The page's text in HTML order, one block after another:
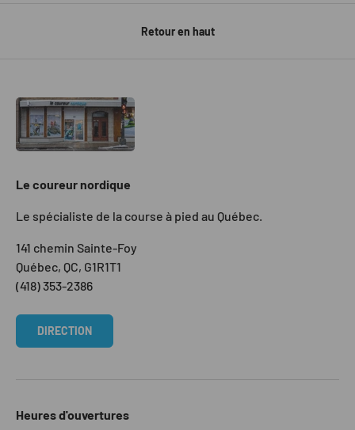
Retour en haut
Le coureur nordique
Le spécialiste de la course à pied au Québec.
141 chemin Sainte-Foy
Québec, QC, G1R1T1
(418) 353-2386
DIRECTION
Heures d'ouvertures